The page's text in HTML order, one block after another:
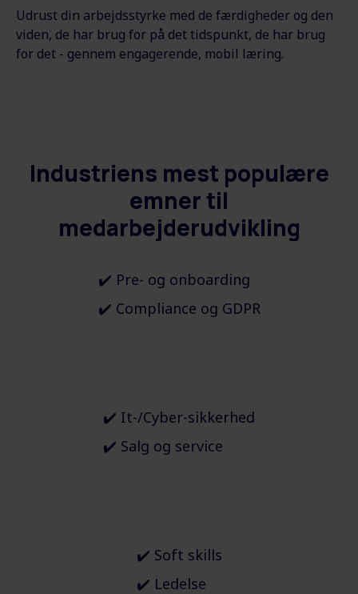
Udrust din arbejdsstyrke med de færdigheder og den
viden, de har brug for på det tidspunkt, de har brug
for det - gennem engagerende, mobil læring.
Industriens mest populære
emner til
medarbejderudvikling
✔️ Pre- og onboarding
✔️ Compliance og GDPR
✔️ It-/Cyber-sikkerhed
✔️ Salg og service
✔️ Soft skills
✔️ Ledelse